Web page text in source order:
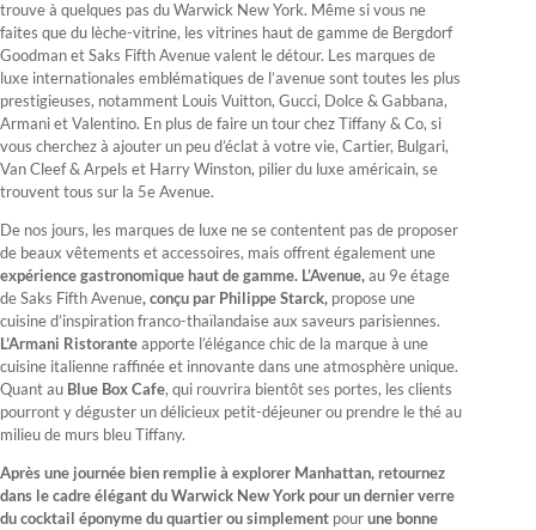
trouve à quelques pas du Warwick New York. Même si vous ne
faites que du lèche-vitrine, les vitrines haut de gamme de Bergdorf
Goodman et Saks Fifth Avenue valent le détour. Les marques de
luxe internationales emblématiques de l’avenue sont toutes les plus
prestigieuses, notamment Louis Vuitton, Gucci, Dolce & Gabbana,
Armani et Valentino. En plus de faire un tour chez Tiffany & Co, si
vous cherchez à ajouter un peu d’éclat à votre vie, Cartier, Bulgari,
Van Cleef & Arpels et Harry Winston, pilier du luxe américain, se
trouvent tous sur la 5e Avenue.
De nos jours, les marques de luxe ne se contentent pas de proposer
de beaux vêtements et accessoires, mais offrent également une
expérience gastronomique haut de gamme. L’Avenue,au 9e étage
de Saks Fifth Avenue, conçu par Philippe Starck, propose une
cuisine d’inspiration franco-thaïlandaise aux saveurs parisiennes.
L’Armani Ristoranteapporte l’élégance chic de la marque à une
cuisine italienne raffinée et innovante dans une atmosphère unique.
Quant au Blue Box Cafe, qui rouvrira bientôt ses portes, les clients
pourront y déguster un délicieux petit-déjeuner ou prendre le thé au
milieu de murs bleu Tiffany.
Après une journée bien remplie à explorer Manhattan, retournez
dans le cadre élégant du Warwick New York pour un dernier verre
du cocktail éponyme du quartier ou simplement pourune bonne